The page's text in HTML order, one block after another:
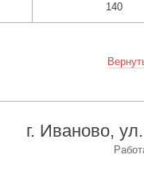
140
г. Иваново,